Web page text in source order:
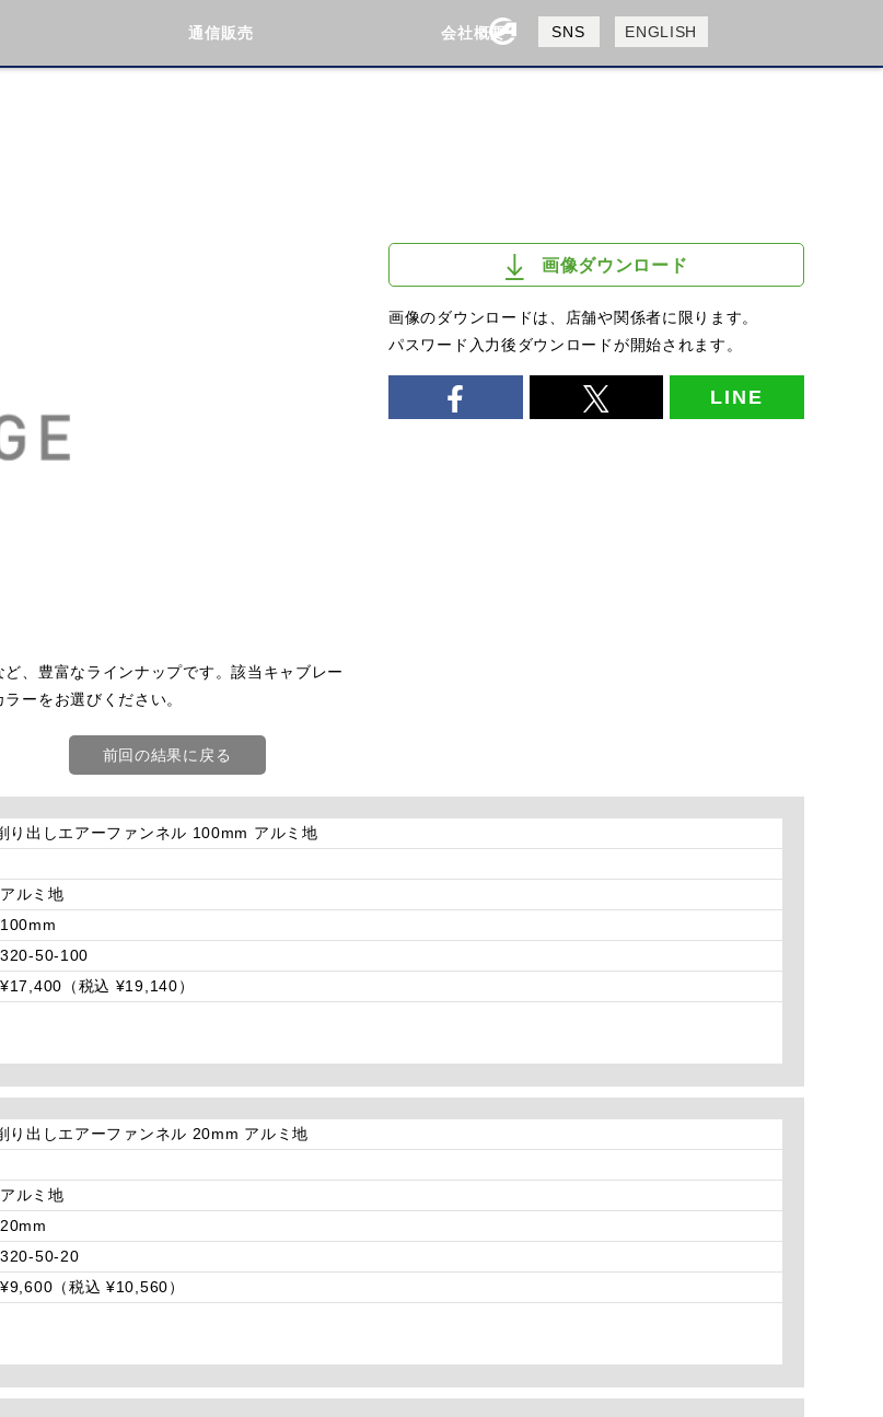
通信販売 会社概要
会社概要
採用情報
SNS ENGLISH
、豊富なラインナップです。該当キャブレー
ーをお選びください。
画像ダウンロード
画像のダウンロードは、店舗や関係者に限ります。
パスワード入力後ダウンロードが開始されます。
LINE
前回の結果に戻る
出しエアーファンネル 100mm アルミ地
アルミ地
100mm
320-50-100
¥17,400（税込 ¥19,140）
出しエアーファンネル 20mm アルミ地
アルミ地
20mm
320-50-20
¥9,600（税込 ¥10,560）